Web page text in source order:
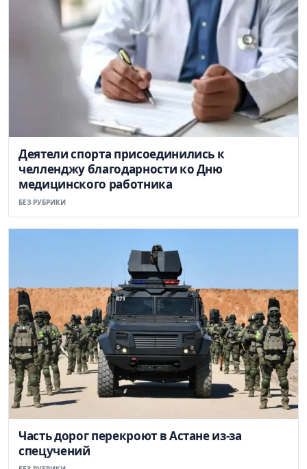
Деятели спорта присоединились к
челленджу благодарности ко Дню
медицинского работника
БЕЗ РУБРИКИ
Часть дорог перекроют в Астане из-за
спецучений